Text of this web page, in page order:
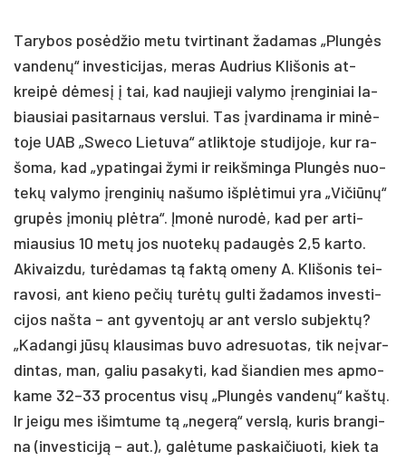
Ta­ry­bos po­sėdžio me­tu tvir­ti­nant ža­da­mas „Plungės
van­denų“ in­ves­ti­ci­jas, me­ras Aud­rius Kli­šo­nis at­
kreipė dėmesį į tai, kad nau­jie­ji va­ly­mo įren­gi­niai la­
biau­siai pa­si­tar­naus vers­lui. Tas įvar­di­na­ma ir minė­
to­je UAB „Swe­co Lie­tu­va“ at­lik­to­je stu­di­jo­je, kur ra­
šo­ma, kad „ypa­tin­gai žy­mi ir reikš­min­ga Plungės nuo­
tekų va­ly­mo įren­gi­nių na­šu­mo išplė­ti­mui yra „Vi­čiūnų“
grupės įmo­nių plėtra“. Įmonė nu­rodė, kad per ar­ti­
miau­sius 10 metų jos nuo­tekų pa­daugės 2,5 kar­to.
Aki­vaiz­du, turė­da­mas tą faktą ome­ny A. Kli­šo­nis tei­
ra­vo­si, ant kie­no pe­čių turėtų gul­ti ža­da­mos in­ves­ti­
ci­jos naš­ta – ant gy­ven­tojų ar ant vers­lo su­bjektų?
„Ka­dan­gi jūsų klau­si­mas bu­vo ad­re­suo­tas, tik ne­įvar­
din­tas, man, ga­liu pa­sa­ky­ti, kad šian­dien mes ap­mo­
ka­me 32–33 pro­cen­tus visų „Plungės van­denų“ kaštų.
Ir jei­gu mes išim­tu­me tą „ne­gerą“ verslą, ku­ris bran­gi­
na (in­ves­ti­ciją – aut.), galė­tu­me pa­skai­čiuo­ti, kiek ta